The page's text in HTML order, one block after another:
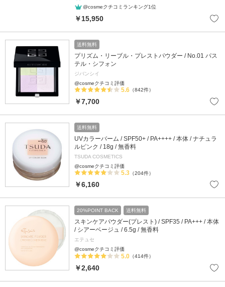
@cosmeクチコミランキング1位
￥15,950
送料無料
プリズム・リーブル・プレストパウダー / No.01 パス
テル・シフォン
ジバンシイ
@cosmeクチコミ評価
5.6 （842件）
￥7,700
送料無料
UVカラーバーム / SPF50+ / PA++++ / 本体 / ナチュラ
ルピンク / 18g / 無香料
TSUDA COSMETICS
@cosmeクチコミ評価
5.3 （204件）
￥6,160
20%POINT BACK 送料無料
スキンケアパウダー(プレスト) / SPF35 / PA+++ / 本体
/ シアーベージュ / 6.5g / 無香料
エテュセ
@cosmeクチコミ評価
5.0 （414件）
￥2,640